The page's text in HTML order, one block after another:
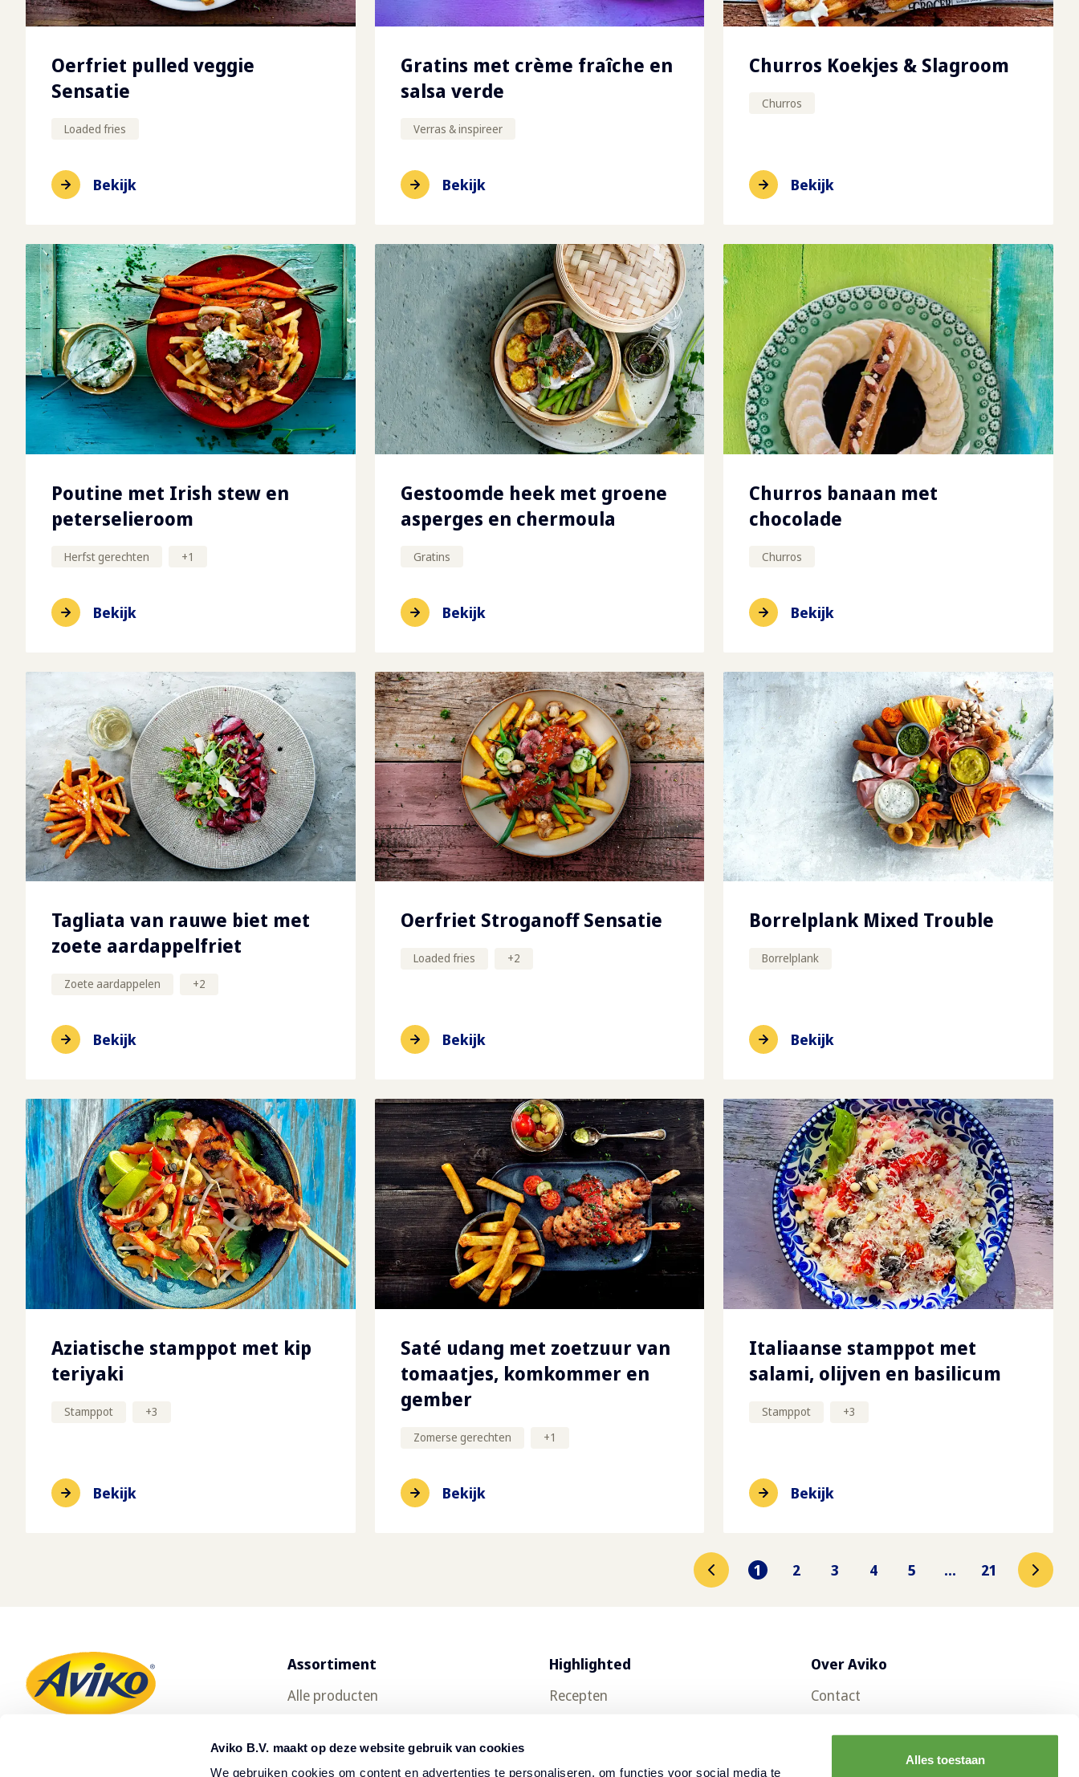
Aviko B.V. maakt op deze website gebruik van cookies
We gebruiken cookies om content en advertenties te personaliseren, om functies voor social media te
Alles toestaan
Oerfriet pulled veggie
Sensatie
Loaded fries
Bekijk
Gratins met crème fraîche en
salsa verde
Verras & inspireer
Bekijk
Churros Koekjes & Slagroom
Churros
Bekijk
Poutine met Irish stew en
peterselieroom
Herfst gerechten +1
Bekijk
Gestoomde heek met groene
asperges en chermoula
Gratins
Bekijk
Churros banaan met
chocolade
Churros
Bekijk
Tagliata van rauwe biet met
zoete aardappelfriet
Zoete aardappelen +2
Bekijk
Oerfriet Stroganoff Sensatie
Loaded fries +2
Bekijk
Borrelplank Mixed Trouble
Borrelplank
Bekijk
Aziatische stamppot met kip
teriyaki
Stamppot +3
Bekijk
Saté udang met zoetzuur van
tomaatjes, komkommer en
gember
Zomerse gerechten +1
Bekijk
Italiaanse stamppot met
salami, olijven en basilicum
Stamppot +3
Bekijk
1 2 3 4 5 ... 21
Assortiment
Alle producten
Oerfriet
Highlighted
Recepten
Over Aviko
Contact
Werken bij Aviko